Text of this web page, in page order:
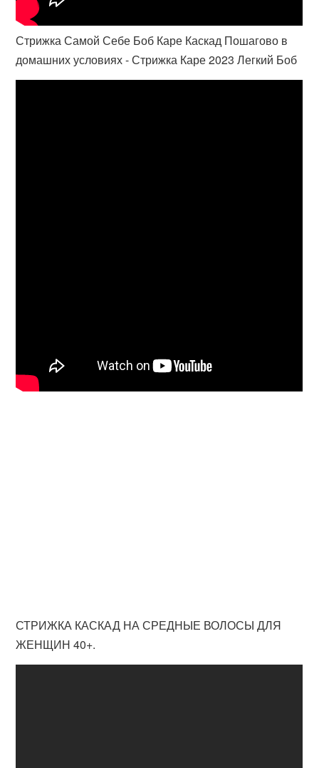
Стрижка Самой Себе Боб Каре Каскад Пошагово в
домашних условиях - Стрижка Каре 2023 Легкий Боб
СТРИЖКА КАСКАД НА СРЕДНЫЕ ВОЛОСЫ ДЛЯ
ЖЕНЩИН 40+.